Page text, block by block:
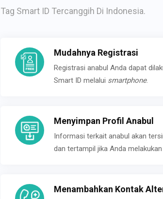
Tag Smart ID Tercanggih Di Indonesia.
Mudahnya Registrasi
Registrasi anabul Anda dapat
Smart ID melalui smartphone.
Menyimpan Profil Anabul
Informasi terkait anabul akan
dan tertampil jika Anda
Menambahkan Kontak